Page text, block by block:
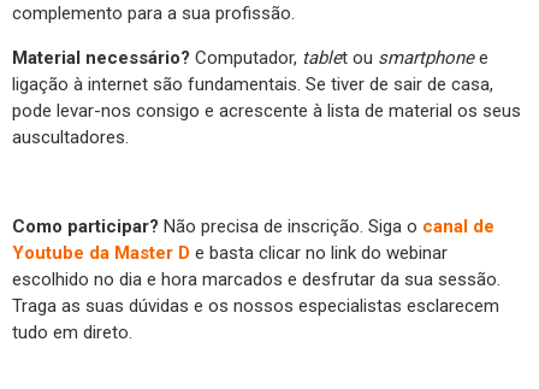
complemento para a sua profissão.
Material necessário? Computador, tablet ou smartphonee
ligação à internet são fundamentais. Se tiver de sair de casa,
pode levar-nos consigo e acrescente à lista de material os seus
auscultadores.
Como participar? Não precisa de inscrição. Siga o canal de
Youtube da Master D e basta clicar no link do webinar
escolhido no dia e hora marcados e desfrutar da sua sessão.
Traga as suas dúvidas e os nossos especialistas esclarecem
tudo em direto.